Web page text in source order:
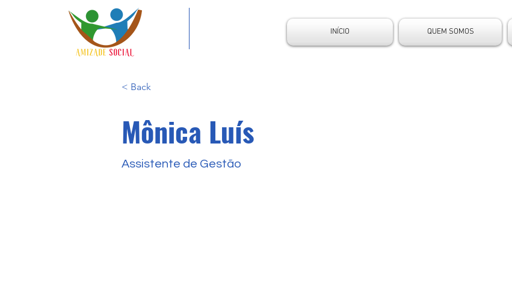
INÍCIO QUEM SOMOS
< Back
Mônica Luís
Assistente de Gestão